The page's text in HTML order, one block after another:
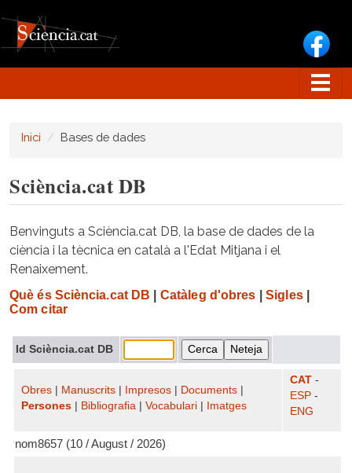
Inici Bases de dades
Sciència.cat DB
Benvinguts a Sciència.cat DB, la base de dades de la
ciència i la tècnica en català a l'Edat Mitjana i el
Renaixement.
Què és Sciència.cat DB Catàleg d'obres Sigles|
Com citar
Id Sciència.cat DB
Obres Manuscrits Impresos Documents
Persones
Bibliografia Vocabulari Imatges
CAT -
ESP -
ENG
nom8657 (10 / August / 2026)